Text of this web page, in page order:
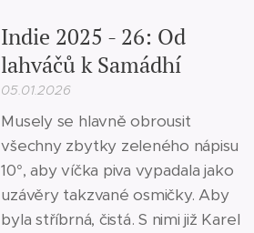
Indie 2025 - 26: Od
lahváčů k Samádhí
05.01.2026
Musely se hlavně obrousit
všechny zbytky zeleného nápisu
10°, aby víčka piva vypadala jako
uzávěry takzvané osmičky. Aby
byla stříbrná, čistá. S nimi již Karel